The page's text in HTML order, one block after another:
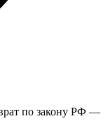
по закону РФ —